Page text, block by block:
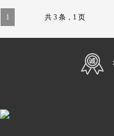
1 共 3 条，1 页